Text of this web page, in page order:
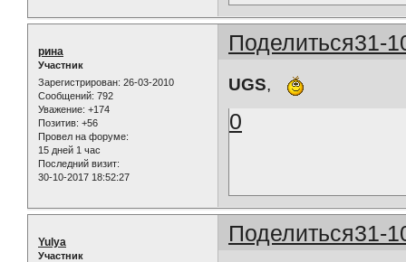
Поделиться31-
рина
Участник
Зарегистрирован: 26-03-2010
Сообщений: 792
Уважение: +174
Позитив: +56
Провел на форуме:
15 дней 1 час
Последний визит:
30-10-2017 18:52:27
UGS,
0
Поделиться31-
Yulya
Участник